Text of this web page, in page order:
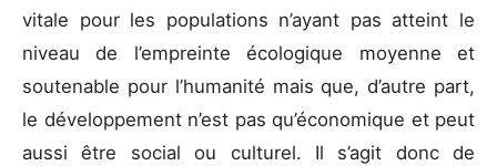
vitale pour les populations n’ayant pas atteint le
niveau de l’empreinte écologique moyenne et
soutenable pour l’humanité mais que, d’autre part,
le développement n’est pas qu’économique et peut
aussi être social ou culturel. Il s’agit donc de